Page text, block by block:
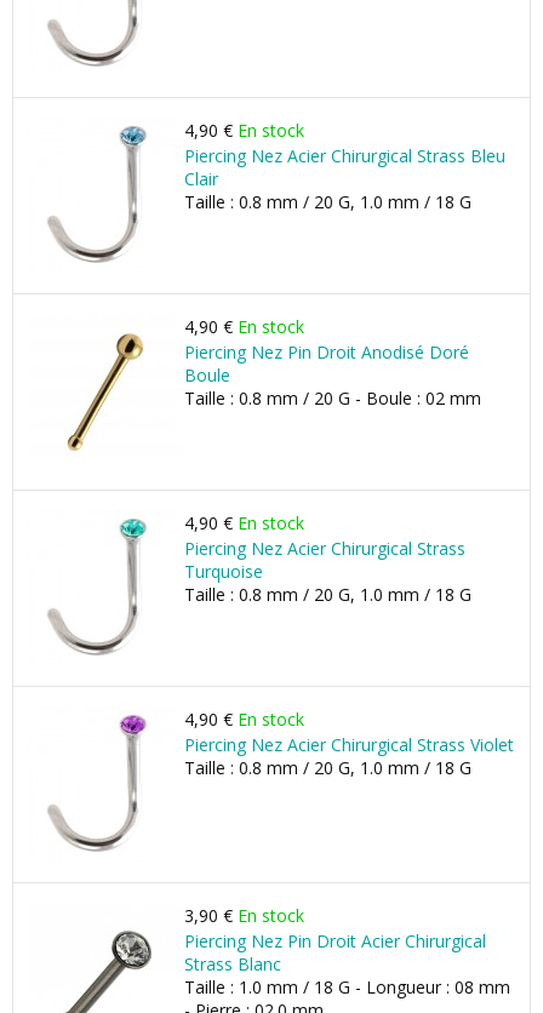
4,90 € En stock
Piercing Nez Acier Chirurgical Strass Bleu
Clair
Taille : 0.8 mm / 20 G, 1.0 mm / 18 G
4,90 € En stock
Piercing Nez Pin Droit Anodisé Doré
Boule
Taille : 0.8 mm / 20 G - Boule : 02 mm
4,90 € En stock
Piercing Nez Acier Chirurgical Strass
Turquoise
Taille : 0.8 mm / 20 G, 1.0 mm / 18 G
4,90 € En stock
Piercing Nez Acier Chirurgical Strass Violet
Taille : 0.8 mm / 20 G, 1.0 mm / 18 G
3,90 € En stock
Piercing Nez Pin Droit Acier Chirurgical
Strass Blanc
Taille : 1.0 mm / 18 G - Longueur : 08 mm